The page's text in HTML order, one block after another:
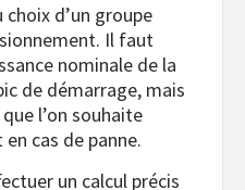
d’un groupe
Il faut
nominale de la
de démarrage, mais
l’on souhaite
cas de panne.
un calcul précis